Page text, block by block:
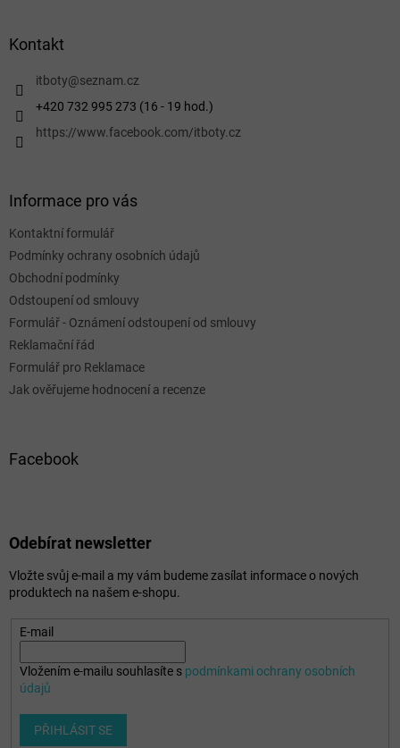
Kontakt
itboty@seznam.cz
+420 732 995 273 (16 - 19 hod.)
https://www.facebook.com/itboty.cz
Informace pro vás
Kontaktní formulář
Podmínky ochrany osobních údajů
Obchodní podmínky
Odstoupení od smlouvy
Formulář - Oznámení odstoupení od smlouvy
Reklamační řád
Formulář pro Reklamace
Jak ověřujeme hodnocení a recenze
Facebook
Odebírat newsletter
Vložte svůj e-mail a my vám budeme zasílat informace o nových
produktech na našem e-shopu.
E-mail
Vložením e-mailu souhlasíte s podmínkami ochrany osobních
údajů
PŘIHLÁSIT SE